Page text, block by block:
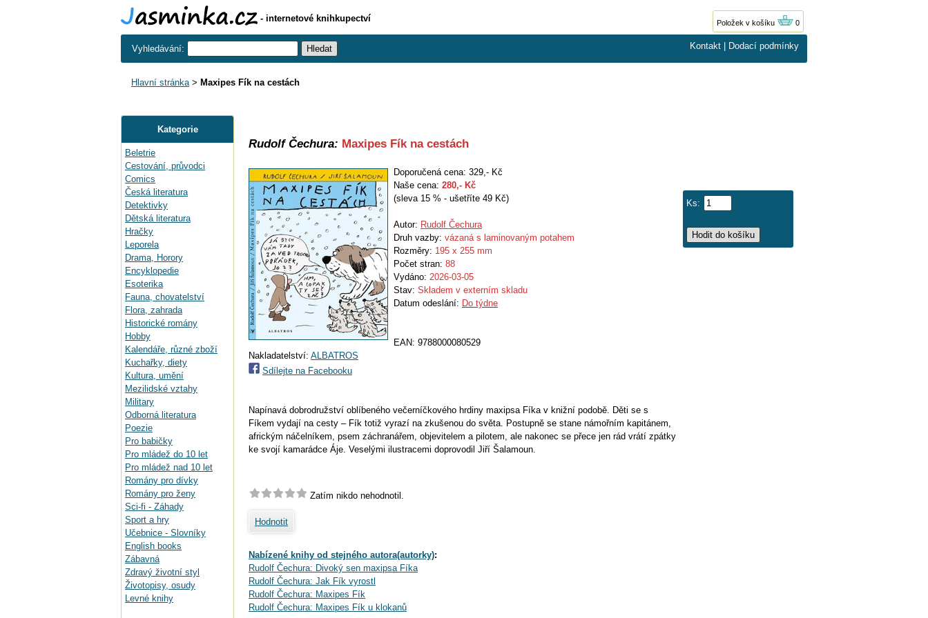
- internetové knihkupectví Položek v košíku 0
Vyhledávání: Kontakt Dodací podmínky
Hlavní stránka> Maxipes Fík na cestách
Kategorie
Beletrie
Cestování, průvodci
Comics
Česká literatura
Detektivky
Dětská literatura
Hračky
Leporela
Drama, Horory
Encyklopedie
Esoterika
Fauna, chovatelství
Flora, zahrada
Historické romány
Hobby
Kalendáře, různé zboží
Kuchařky, diety
Kultura, umění
Mezilidské vztahy
Military
Odborná literatura
Poezie
Pro babičky
Pro mládež do 10 let
Pro mládež nad 10 let
Romány pro dívky
Romány pro ženy
Sci-fi - Záhady
Sport a hry
Učebnice - Slovníky
English books
Zábavná
Zdravý životní styl
Životopisy, osudy
Levné knihy
Rudolf Čechura: Maxipes Fík na cestách
Doporučená cena: 329,- Kč
Naše cena: 280,- Kč
(sleva 15 % - ušetříte 49 Kč)
Autor: Rudolf Čechura
Druh vazby: vázaná s laminovaným potahem
Rozměry: 195 x 255 mm
Počet stran: 88
Vydáno: 2026-03-05
Stav: Skladem v externím skladu
Datum odeslání: Do týdne
EAN: 9788000080529
Nakladatelství: ALBATROS
Sdílejte na Facebooku
Napínavá dobrodružství oblíbeného večerníčkového hrdiny maxipsa Fíka v knižní podobě. Děti se s
Fíkem vydají na cesty – Fík totiž vyrazí na zkušenou do světa. Postupně se stane námořním kapitánem,
africkým náčelníkem, psem záchranářem, objevitelem a pilotem, ale nakonec se přece jen rád vrátí zpátky
ke svojí kamarádce Áje. Veselými ilustracemi doprovodil Jiří Šalamoun.
Zatím nikdo nehodnotil.
Hodnotit
Nabízené knihy od stejného autora(autorky):
Rudolf Čechura: Divoký sen maxipsa Fíka
Rudolf Čechura: Jak Fík vyrostl
Rudolf Čechura: Maxipes Fík
Rudolf Čechura: Maxipes Fík u klokanů
Ks: